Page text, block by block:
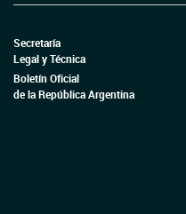
Secretaría
Legal y Técnica
Boletín Oficial
de la República Argentina